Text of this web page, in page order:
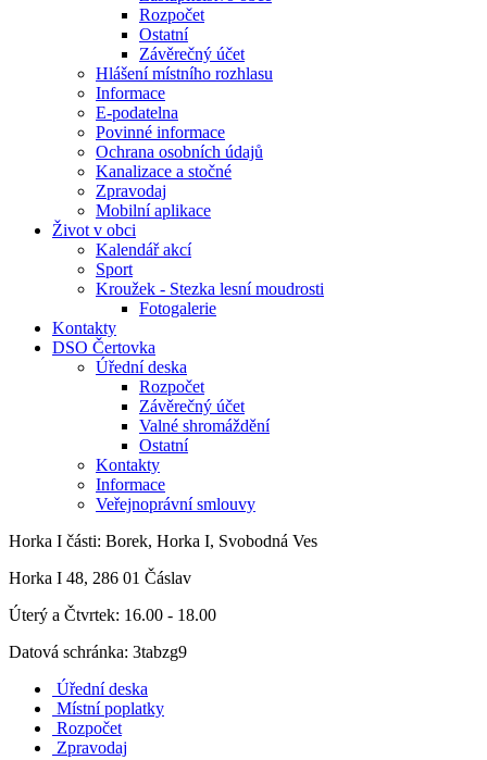
Rozpočet
Ostatní
Závěrečný účet
Hlášení místního rozhlasu
Informace
E-podatelna
Povinné informace
Ochrana osobních údajů
Kanalizace a stočné
Zpravodaj
Mobilní aplikace
Život v obci
Kalendář akcí
Sport
Kroužek - Stezka lesní moudrosti
Fotogalerie
Kontakty
DSO Čertovka
Úřední deska
Rozpočet
Závěrečný účet
Valné shromáždění
Ostatní
Kontakty
Informace
Veřejnoprávní smlouvy
Horka I části: Borek, Horka I, Svobodná Ves
Horka I 48, 286 01 Čáslav
Úterý a Čtvrtek: 16.00 - 18.00
Datová schránka: 3tabzg9
Úřední deska
Místní poplatky
Rozpočet
Zpravodaj